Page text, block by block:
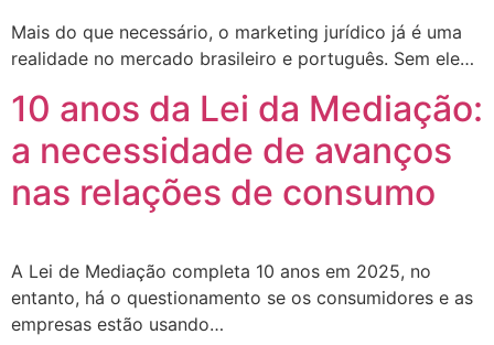
Mais do que necessário, o marketing jurídico já é uma
realidade no mercado brasileiro e português. Sem ele…
10 anos da Lei da Mediação:
a necessidade de avanços
nas relações de consumo
A Lei de Mediação completa 10 anos em 2025, no
entanto, há o questionamento se os consumidores e as
empresas estão usando…